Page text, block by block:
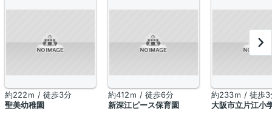
約222ｍ / 徒歩3分
聖美幼稚園
約412ｍ / 徒歩6分
新深江ピース保育園
約233ｍ / 徒歩3
大阪市立片江小